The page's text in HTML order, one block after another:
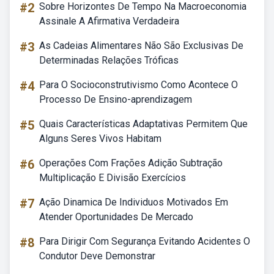
#2 Sobre Horizontes De Tempo Na Macroeconomia
Assinale A Afirmativa Verdadeira
#3 As Cadeias Alimentares Não São Exclusivas De
Determinadas Relações Tróficas
#4 Para O Socioconstrutivismo Como Acontece O
Processo De Ensino-aprendizagem
#5 Quais Características Adaptativas Permitem Que
Alguns Seres Vivos Habitam
#6 Operações Com Frações Adição Subtração
Multiplicação E Divisão Exercícios
#7 Ação Dinamica De Individuos Motivados Em
Atender Oportunidades De Mercado
#8 Para Dirigir Com Segurança Evitando Acidentes O
Condutor Deve Demonstrar